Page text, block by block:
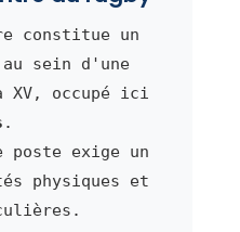
constitue un
sein d'une
XV, occupé ici
.
poste exige un
physiques et